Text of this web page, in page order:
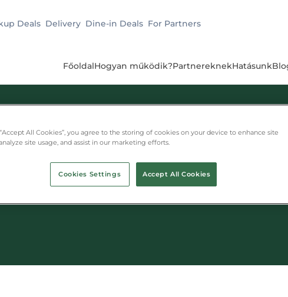
Deals Delivery Dine-in Deals For Partners
FőoldalHogyan működik?PartnereknekHatásunk
— Munch
appal akár 70% kedvezménnyel rendelhetsz pizzát
All Cookies”, you agree to the storing of cookies on your device to enhance site
site usage, and assist in our marketing efforts.
Cookies Settings Accept All Cookies